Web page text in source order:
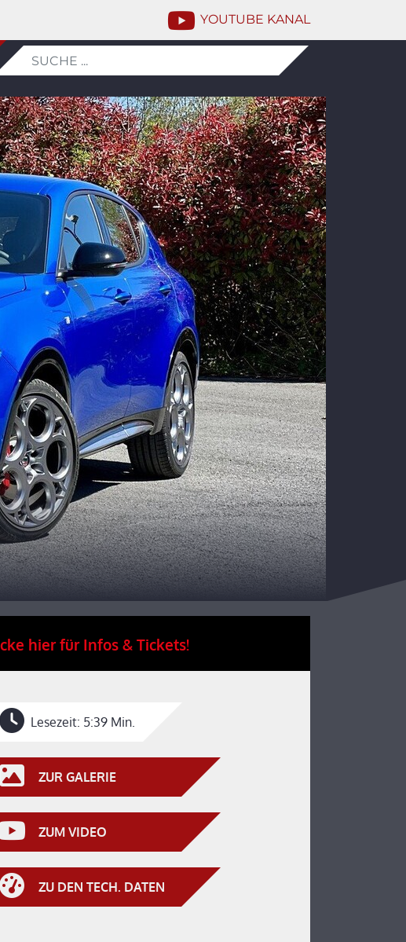
YOUTUBE KANAL
hier für Infos & Tickets!
Lesezeit: 5:39 Min.
ZUR GALERIE
ZUM VIDEO
ZU DEN TECH. DATEN